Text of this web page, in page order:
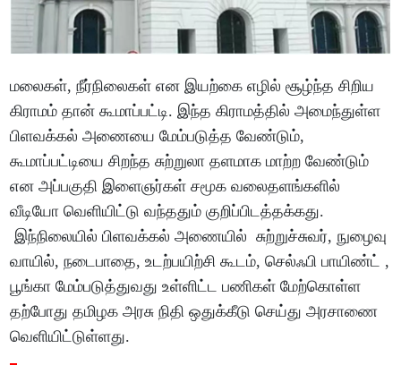
மலைகள், நீர்நிலைகள் என இயற்கை எழில் சூழ்ந்த சிறிய
கிராமம் தான் கூமாப்பட்டி. இந்த கிராமத்தில் அமைந்துள்ள
பிளவக்கல் அணையை மேம்படுத்த வேண்டும்,
கூமாப்பட்டியை சிறந்த சுற்றுலா தளமாக மாற்ற வேண்டும்
என அப்பகுதி இளைஞர்கள் சமூக வலைதளங்களில்
வீடியோ வெளியிட்டு வந்ததும் குறிப்பிடத்தக்கது.
இந்நிலையில் பிளவக்கல் அணையில் சுற்றுச்சுவர், நுழைவு
வாயில், நடைபாதை, உடற்பயிற்சி கூடம், செல்ஃபி பாயிண்ட் ,
பூங்கா மேம்படுத்துவது உள்ளிட்ட பணிகள் மேற்கொள்ள
தற்போது தமிழக அரசு நிதி ஒதுக்கீடு செய்து அரசாணை
வெளியிட்டுள்ளது.